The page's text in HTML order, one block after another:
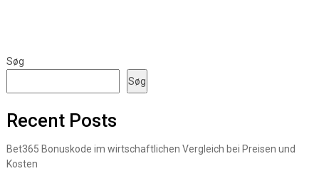
Søg
Søg
Recent Posts
Bet365 Bonuskode im wirtschaftlichen Vergleich bei Preisen und
Kosten